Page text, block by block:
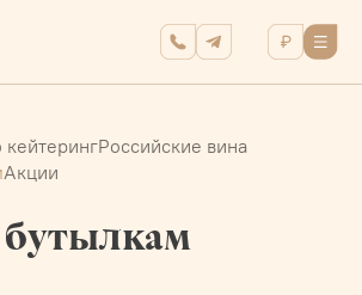
Российские вина
Акции